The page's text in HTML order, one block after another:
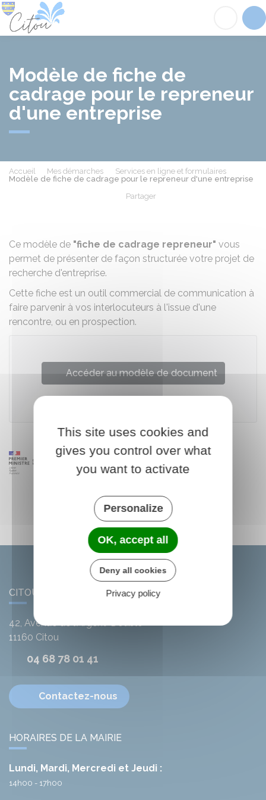
Modèle de fiche de
cadrage pour le repreneur
d'une entreprise
Accueil Mes démarches
Services en ligne et formulaires
Modèle de fiche de cadrage pour le repreneur d'une entreprise
Partager
Ce modèle de "fiche de cadrage repreneur" vous
permet de présenter de façon structurée votre projet de
recherche d'entreprise.
Cette fiche est un outil commercial de communication à
faire parvenir à vos interlocuteurs à l'issue d'une
rencontre, ou en prospection.
Accéder au modèle de document
CITOU
42, Avenue de l'Argent-Double
11160 Citou
04 68 78 01 41
Contactez-nous
HORAIRES DE LA MAIRIE
Lundi, Mardi, Mercredi et Jeudi :
14h00 - 17h00
This site uses cookies and
gives you control over what
you want to activate
Personalize
OK, accept all
Deny all cookies
Privacy policy